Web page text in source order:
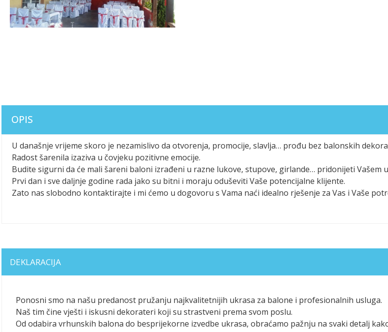
OPIS
U današnje vrijeme skoro je nezamislivo da otvorenja, promocije, slavlja… prođu bez balonskih
Radost šarenila izaziva u čovjeku pozitivne emocije.
Budite sigurni da će mali šareni baloni izrađeni u razne lukove, stupove, girlande… pridonijeti Vašem
Prvi dan i sve daljnje godine rada jako su bitni i moraju oduševiti Vaše potencijalne klijente.
Zato nas slobodno kontaktirajte i mi ćemo u dogovoru s Vama naći idealno rješenje za Vas i Vaše
DEKLARACIJA
Ponosni smo na našu predanost pružanju najkvalitetnijih ukrasa za balone i profesionalnih usluga.
Naš tim čine vješti i iskusni dekorateri koji su strastveni prema svom poslu.
Od odabira vrhunskih balona do besprijekorne izvedbe ukrasa, obraćamo pažnju na svaki detalj